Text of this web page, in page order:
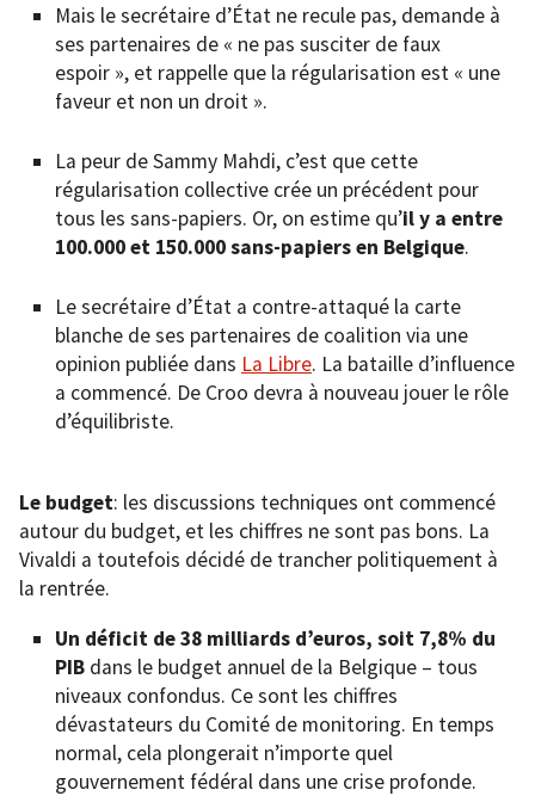
Mais le secrétaire d’État ne recule pas, demande à
ses partenaires de « ne pas susciter de faux
espoir », et rappelle que la régularisation est « une
faveur et non un droit ».
La peur de Sammy Mahdi, c’est que cette
régularisation collective crée un précédent pour
tous les sans-papiers. Or, on estime qu’il y a entre
100.000 et 150.000 sans-papiers en Belgique.
Le secrétaire d’État a contre-attaqué la carte
blanche de ses partenaires de coalition via une
opinion publiée dans La Libre. La bataille d’influence
a commencé. De Croo devra à nouveau jouer le rôle
d’équilibriste.
Le budget: les discussions techniques ont commencé
autour du budget, et les chiffres ne sont pas bons. La
Vivaldi a toutefois décidé de trancher politiquement à
la rentrée.
Un déficit de 38 milliards d’euros, soit 7,8% du
PIB dans le budget annuel de la Belgique – tous
niveaux confondus. Ce sont les chiffres
dévastateurs du Comité de monitoring. En temps
normal, cela plongerait n’importe quel
gouvernement fédéral dans une crise profonde.